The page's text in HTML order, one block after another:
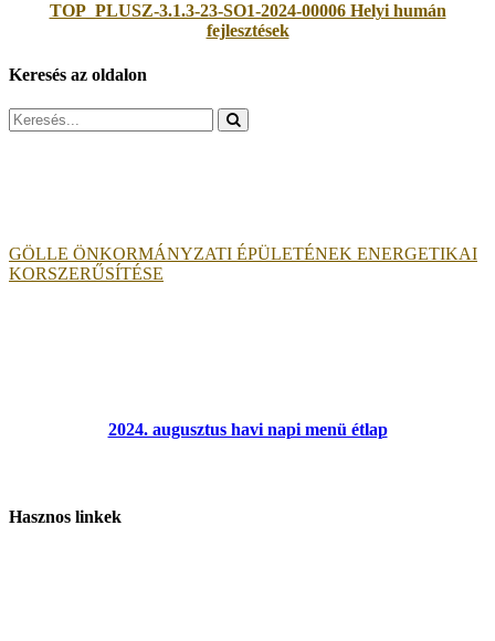
TOP_PLUSZ-3.1.3-23-SO1-2024-00006 Helyi humán
fejlesztések
Keresés az oldalon
Search
for:
GÖLLE ÖNKORMÁNYZATI ÉPÜLETÉNEK ENERGETIKAI
KORSZERŰSÍTÉSE
2024. augusztus havi napi menü étlap
Hasznos linkek